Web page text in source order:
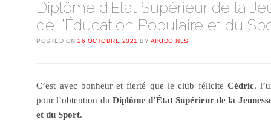
Diplôme d’État Supérieur de la
de l’Éducation Populaire et du
POSTED ON26 OCTOBRE 2021 BY AIKIDO NLS
C’est avec bonheur et fierté que le club félicite Cédric,
pour l’obtention du Diplôme d’État Supérieur de la
et du Sport.